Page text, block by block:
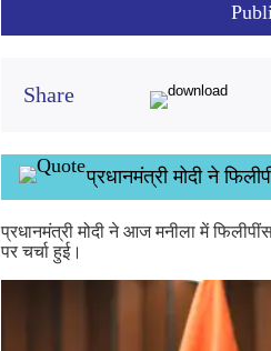
Share
प्रधानमंत्री मोदी ने
प्रधानमंत्री मोदी ने आज मनीला में
पर चर्चा हुई।